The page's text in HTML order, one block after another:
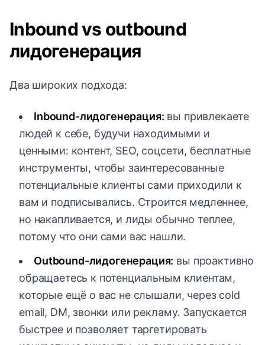
Inbound vs outbound
лидогенерация
Два широких подхода:
Inbound-лидогенерация: вы привлекаете
людей к себе, будучи находимыми и
ценными: контент, SEO, соцсети, бесплатные
инструменты, чтобы заинтересованные
потенциальные клиенты сами приходили к
вам и подписывались. Строится медленнее,
но накапливается, и лиды обычно теплее,
потому что они сами вас нашли.
Outbound-лидогенерация: вы проактивно
обращаетесь к потенциальным клиентам,
которые ещё о вас не слышали, через cold
email, DM, звонки или рекламу. Запускается
быстрее и позволяет таргетировать